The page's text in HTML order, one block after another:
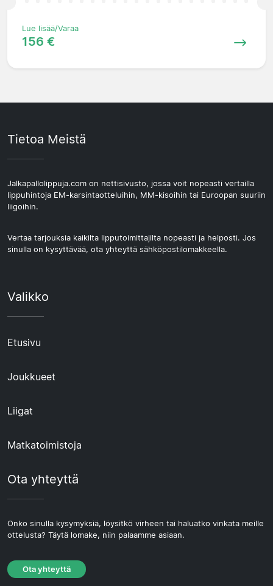
Lue lisää/Varaa
156 €
Tietoa Meistä
Jalkapallolippuja.com on nettisivusto, jossa voit nopeasti vertailla
lippuhintoja EM-karsintaotteluihin, MM-kisoihin tai Euroopan suuriin
liigoihin.
Vertaa tarjouksia kaikilta lipputoimittajilta nopeasti ja helposti. Jos
sinulla on kysyttävää, ota yhteyttä sähköpostilomakkeella.
Valikko
Etusivu
Joukkueet
Liigat
Matkatoimistoja
Ota yhteyttä
Onko sinulla kysymyksiä, löysitkö virheen tai haluatko vinkata meille
ottelusta? Täytä lomake, niin palaamme asiaan.
Ota yhteyttä